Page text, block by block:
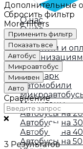
О нас
О нас
Отзывы
Гарантии и
Организациям
Автопарк
Автопарк
Автомобили
Минивэны
Автобусы на
Автобусы на
Автобусы на
Автобусы на
Дополнительные
Сбросить фильтр
More filters
Применить фильтр
Показать все
Автобус
Микроавтобус
Минивен
Авто
Сравнение
3 Результатов